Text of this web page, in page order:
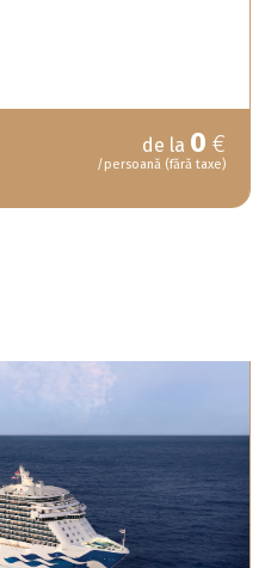
de la 0 €
/persoană (fără taxe)